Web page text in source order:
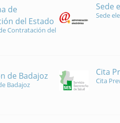
de
del Estado
Contratación del
Sede
Sede
de Badajoz
Badajoz
Cita
Cita